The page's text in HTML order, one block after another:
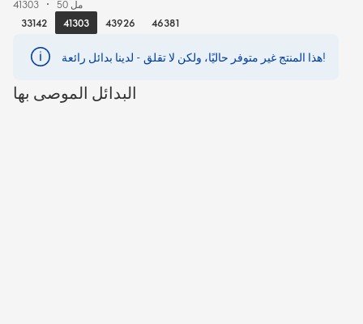
41303
50 مل
33142
41303 43926 46381
هذا المنتج غير متوفر حاليًا، ولكن لا تقلق - لدينا بدائل رائعة!
البدائل الموصى بها